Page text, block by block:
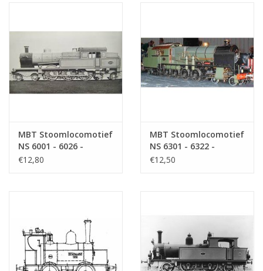
MBT Stoomlocomotief
NS 6001 - 6026 -
Bouwtekening Schaal 1
€12,80
MBT Stoomlocomotief
NS 6301 - 6322 -
Bouwtekening Schaal 1
€12,50